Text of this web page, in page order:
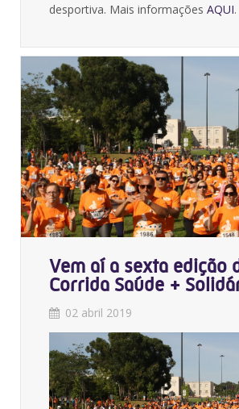
desportiva. Mais informações AQUI.
Vem aí a sexta edição
Corrida Saúde +
02 abril 2019